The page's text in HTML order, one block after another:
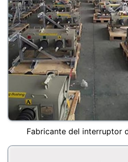
Fabricante del interruptor